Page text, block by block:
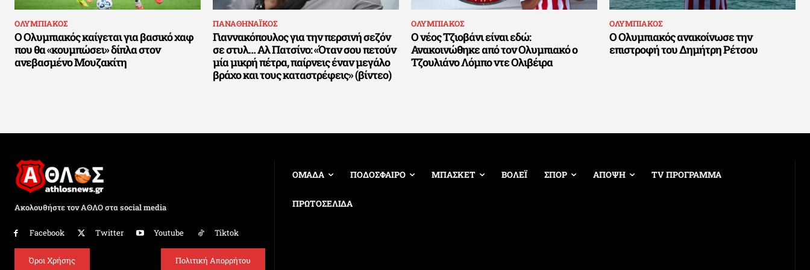
ΟΛΥΜΠΙΑΚΟΣ
Ο Ολυμπιακός καίγεται για βασικό χαφ
που θα «κουμπώσει» δίπλα στον
ανεβασμένο Μουζακίτη
ΠΑΝΑΘΗΝΑΪΚΟΣ
Γιαννακόπουλος για την περσινή σεζόν
σε στυλ… Αλ Πατσίνο: «Όταν σου πετούν
μία μικρή πέτρα, παίρνεις έναν μεγάλο
βράχο και τους καταστρέφεις» (βίντεο)
ΟΛΥΜΠΙΑΚΟΣ
Ο νέος Τζιοβάνι είναι εδώ:
Ανακοινώθηκε από τον Ολυμπιακό ο
Τζουλιάνο Λόμπο ντε Ολιβέιρα
ΟΛΥΜΠΙΑΚΟΣ
Ο Ολυμπιακός ανακοίνωσε την
επιστροφή του Δημήτρη Ρέτσου
Ακολουθήστε τον ΑΘΛΟ στα social media
Facebook Twitter Youtube Tiktok
Όροι Χρήσης Πολιτική Απορρήτου
ΟΜΑΔΑ ΠΟΔΟΣΦΑΙΡΟ ΜΠΑΣΚΕΤ ΒΟΛΕΪ ΣΠΟΡ ΑΠΟΨΗ TV ΠΡΟΓΡΑΜΜΑ
ΠΡΩΤΟΣΕΛΙΔΑ